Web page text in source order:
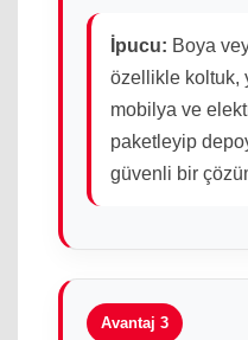
İpucu: Boya
özellikle koltuk,
mobilya ve
paketleyip
güvenli bir
Avantaj 3